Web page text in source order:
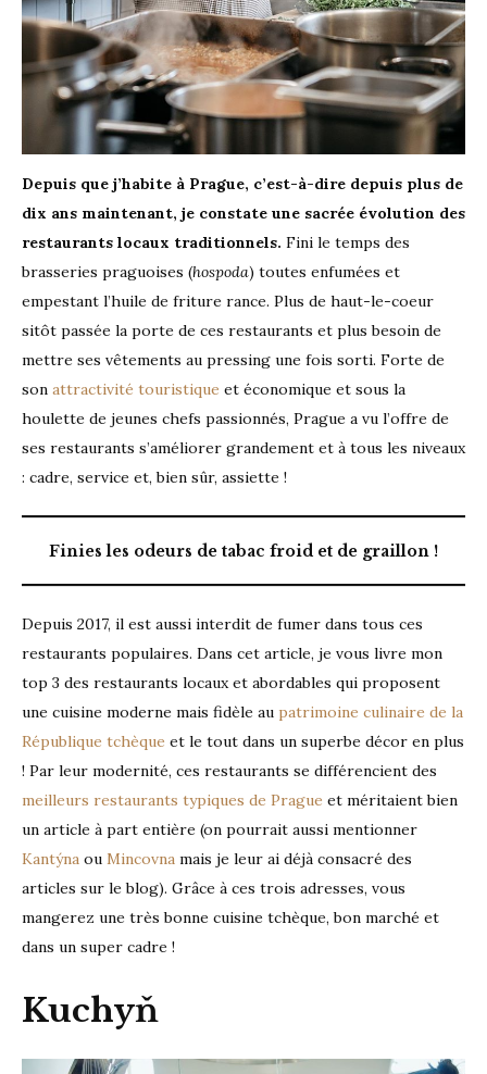
Depuis que j’habite à Prague, c’est-à-dire depuis plus de
dix ans maintenant, je constate une sacrée évolution des
restaurants locaux traditionnels. Fini le temps des
brasseries praguoises (hospoda) toutes enfumées et
empestant l’huile de friture rance. Plus de haut-le-coeur
sitôt passée la porte de ces restaurants et plus besoin de
mettre ses vêtements au pressing une fois sorti. Forte de
son attractivité touristique et économique et sous la
houlette de jeunes chefs passionnés, Prague a vu l’offre de
ses restaurants s’améliorer grandement et à tous les niveaux
: cadre, service et, bien sûr, assiette !
Finies les odeurs de tabac froid et de graillon !
Depuis 2017, il est aussi interdit de fumer dans tous ces
restaurants populaires. Dans cet article, je vous livre mon
top 3 des restaurants locaux et abordables qui proposent
une cuisine moderne mais fidèle au patrimoine culinaire de la
République tchèque et le tout dans un superbe décor en plus
! Par leur modernité, ces restaurants se différencient des
meilleurs restaurants typiques de Prague et méritaient bien
un article à part entière (on pourrait aussi mentionner
Kantýna ou Mincovna mais je leur ai déjà consacré des
articles sur le blog). Grâce à ces trois adresses, vous
mangerez une très bonne cuisine tchèque, bon marché et
dans un super cadre !
Kuchyň